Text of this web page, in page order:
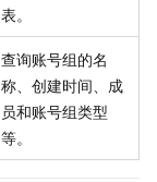
表。
查询账号组的名
称、创建时间、成
员和账号组类型
等。